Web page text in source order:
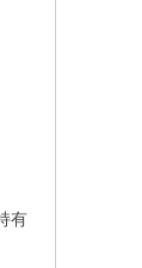
有